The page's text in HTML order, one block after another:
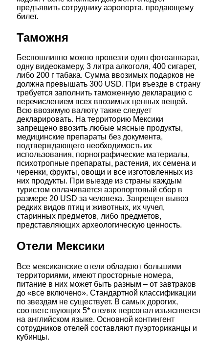
предъявить сотруднику аэропорта, продающему
билет.
Таможня
Беспошлинно можно провезти один фотоаппарат,
одну видеокамеру, 3 литра алкоголя, 400 сигарет,
либо 200 г табака. Сумма ввозимых подарков не
должна превышать 300 USD. При въезде в страну
требуется заполнить таможенную декларацию с
перечислением всех ввозимых ценных вещей.
Всю ввозимую валюту также следует
декларировать. На территорию Мексики
запрещено ввозить любые мясные продукты,
медицинские препараты без документа,
подтверждающего необходимость их
использования, порнографические материалы,
психотропные препараты, растения, их семена и
черенки, фрукты, овощи и все изготовленных из
них продукты. При выезде из страны каждым
туристом оплачивается аэропортовый сбор в
размере 20 USD за человека. Запрещен вывоз
редких видов птиц и животных, их чучел,
старинных предметов, либо предметов,
представляющих археологическую ценность.
Отели Мексики
Все мексиканские отели обладают большими
территориями, имеют просторные номера,
питание в них может быть разным – от завтраков
до «все включено». Стандартной классификации
по звездам не существует. В самых дорогих,
соответствующих 5* отелях персонал изъясняется
на английском языке. Основной контингент
сотрудников отелей составляют пуэрториканцы и
кубинцы.